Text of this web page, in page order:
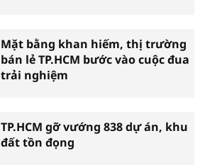
Mặt bằng khan hiếm, thị trường
bán lẻ TP.HCM bước vào cuộc đua
trải nghiệm
TP.HCM gỡ vướng 838 dự án, khu
đất tồn đọng